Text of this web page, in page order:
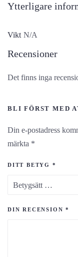
Ytterligare
Vikt N/A
Recensioner
Det finns inga
BLI FÖRST MED
Din e-postadress
märkta *
DITT BETYG *
DIN RECENSION*